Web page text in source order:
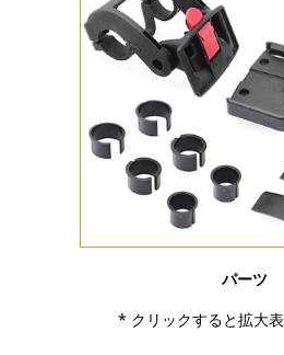
パーツ
* クリックすると拡大表